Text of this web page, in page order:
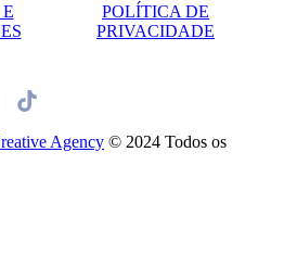
POLÍTICA DE
PRIVACIDADE
Agency © 2024 Todos os